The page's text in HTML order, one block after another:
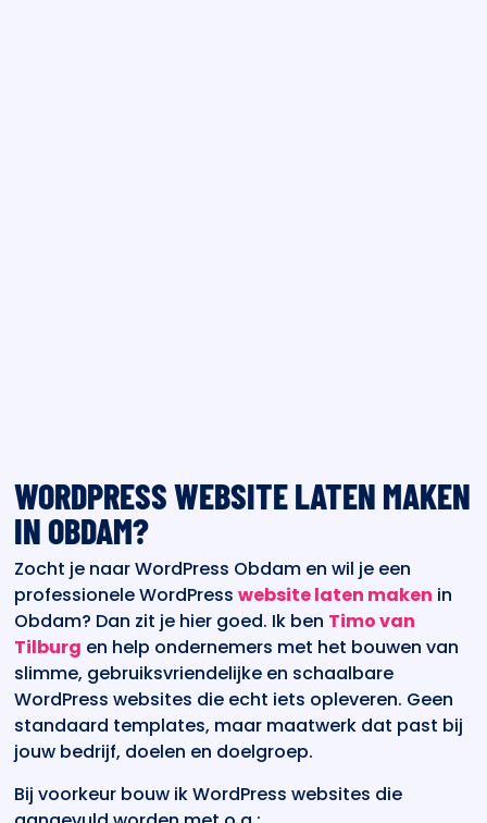
WORDPRESS WEBSITE LATEN MAKEN
IN OBDAM?
Zocht je naar WordPress Obdam en wil je een
professionele WordPresswebsite laten maken in
Obdam? Dan zit je hier goed. Ik ben Timo van
Tilburg en help ondernemers met het bouwen van
slimme, gebruiksvriendelijke en schaalbare
WordPress websites die echt iets opleveren. Geen
standaard templates, maar maatwerk dat past bij
jouw bedrijf, doelen en doelgroep.
Bij voorkeur bouw ik WordPress websites die